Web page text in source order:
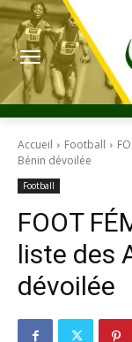
Accueil Football
Bénin dévoilée
Football
FOOT
liste des
dévoilée